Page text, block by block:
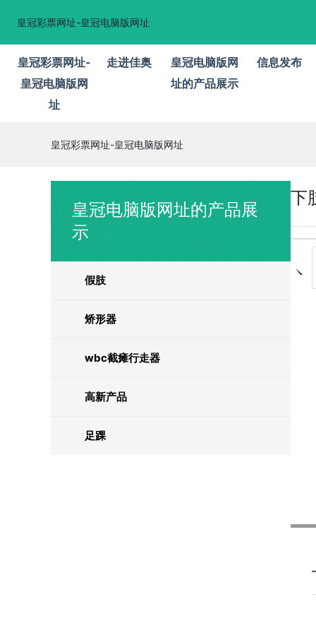
皇冠彩票网址-皇冠电脑版网址
皇冠彩票网址-
皇冠电脑版网
址
走进佳奥
皇冠电脑版网
址的产品展示
信息发布
皇冠彩票网址-皇冠电脑版网址
皇冠电脑版网址的产品展
示
假肢
矫形器
wbc截瘫行走器
高新产品
足踝
下